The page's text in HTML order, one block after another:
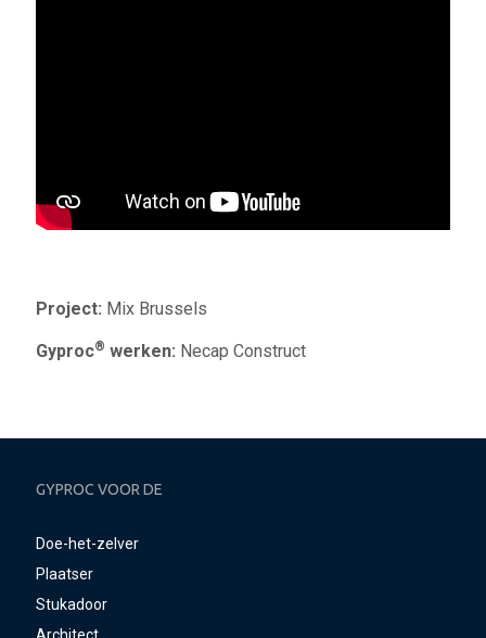
Project: Mix Brussels
Gyproc® werken: Necap Construct
GYPROC VOOR DE
Doe-het-zelver
Plaatser
Stukadoor